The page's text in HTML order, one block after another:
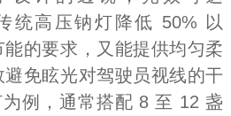
统高压钠灯降低 50% 以
能的要求，又能提供均匀柔
免眩光对驾驶员视线的干
例，通常搭配 8 至 12 盏